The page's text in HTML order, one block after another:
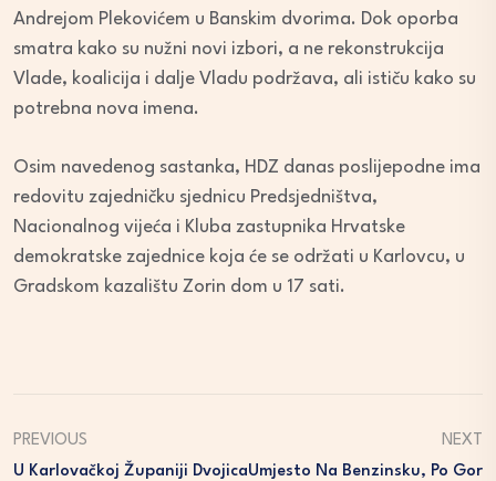
Andrejom Plekovićem u Banskim dvorima. Dok oporba
smatra kako su nužni novi izbori, a ne rekonstrukcija
Vlade, koalicija i dalje Vladu podržava, ali ističu kako su
potrebna nova imena.
Osim navedenog sastanka, HDZ danas poslijepodne ima
redovitu zajedničku sjednicu Predsjedništva,
Nacionalnog vijeća i Kluba zastupnika Hrvatske
demokratske zajednice koja će se održati u Karlovcu, u
Gradskom kazalištu Zorin dom u 17 sati.
PREVIOUS
U Karlovačkoj Županiji Dvojica
NEXT
Umjesto Na Benzinsku, Po Gor